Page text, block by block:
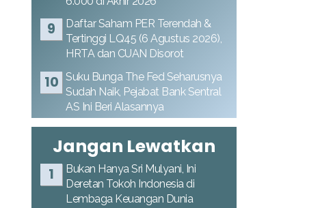
Daftar Saham PER Terendah &
Tertinggi LQ45 (6 Agustus 2026),
HRTA dan CUAN Disorot
Suku Bunga The Fed Seharusnya
Sudah Naik, Pejabat Bank Sentral
AS Ini Beri Alasannya
Jangan Lewatkan
Bukan Hanya Sri Mulyani, Ini
Deretan Tokoh Indonesia di
Lembaga Keuangan Dunia